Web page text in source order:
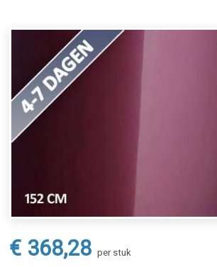
€ 368,28 per stuk